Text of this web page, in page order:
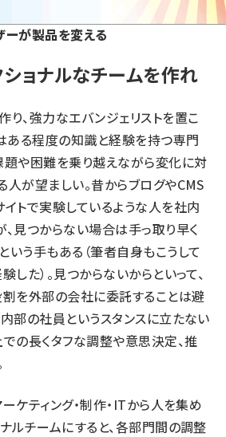
ーが製品を変える
ョナルなチームを作れ
、強力なエバンジェリストを置こ
ある程度の知識と経験を持つ専門
題や困難を乗り越えながら変化に対
人が望ましい。昔からブログやCMS
イトで実験しているような人を社内
見つからない場合は手っ取り早く
う手もある（筆者自身もこうして
した）。見つからないからといって、
割を外部の会社に委託することは避
部の社員というスタンスに立たない
での長くタフな調整や意思決定、推
ケティング・制作・ITから人を集め
ルチームにすると、各部門間の調整